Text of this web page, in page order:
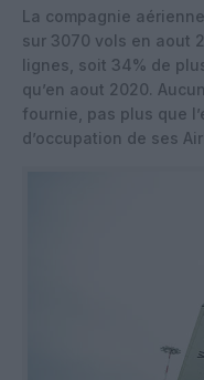
La compagnie
sur 3070 vols en aout
lignes, soit 34% de
qu’en aout 2020.
fournie, pas plus que
d’occupation de ses